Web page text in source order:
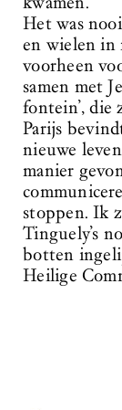
Het was
en wielen in
voorheen
samen met
fontein’, die
Parijs
nieuwe
manier
stoppen. Ik
Tinguely’s
botten
Heilige